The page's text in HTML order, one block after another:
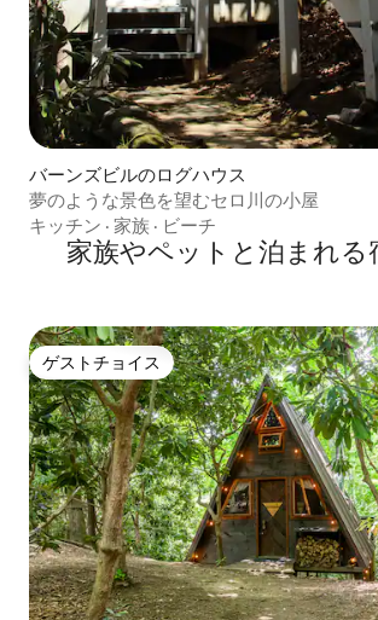
バーンズビルのログハウス
夢のような景色を望むセロ川の小屋
キッチン · 家族 · ビーチ
家族やペットと泊まれる
ゲストチョイス
ゲストチョイス